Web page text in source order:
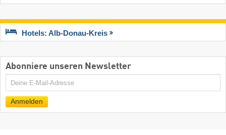
Hotels: Alb-Donau-Kreis
Abonniere unseren Newsletter
E-
Anmelden